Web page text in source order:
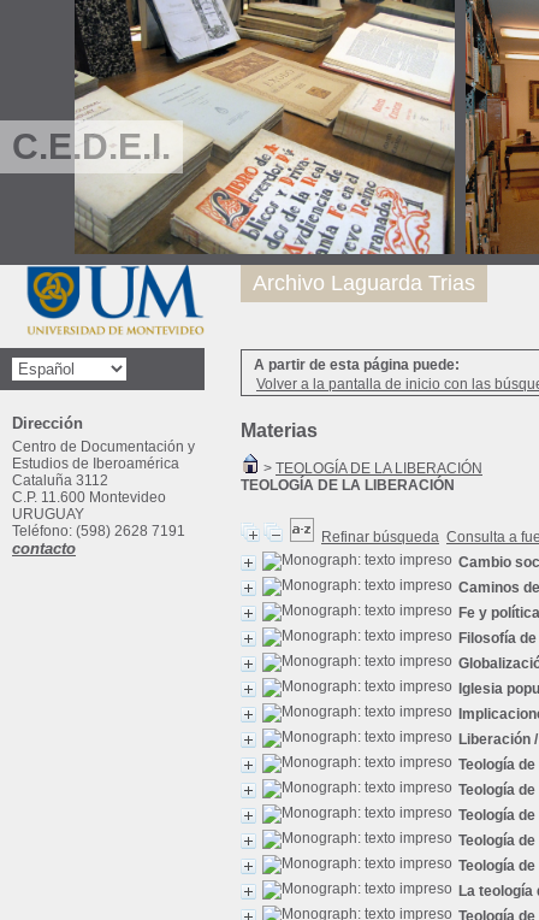
C.E.D.E.I.
A partir de esta página puede:
Volver a la pantalla de inicio con las
Materias
> TEOLOGÍA DE LA LIBERACIÓN
TEOLOGÍA DE LA LIBERACIÓN
Refinar búsqueda Consulta a
Cambio
Caminos
Fe y política
Filosofía
Iglesia
Liberación
Teología
Teología
Teología
Teología
Teología
La teología
Teología
Archivo Laguarda Trias
Dirección
Centro de Documentación y
Estudios de Iberoamérica
Cataluña 3112
C.P. 11.600 Montevideo
URUGUAY
Teléfono: (598) 2628 7191
contacto